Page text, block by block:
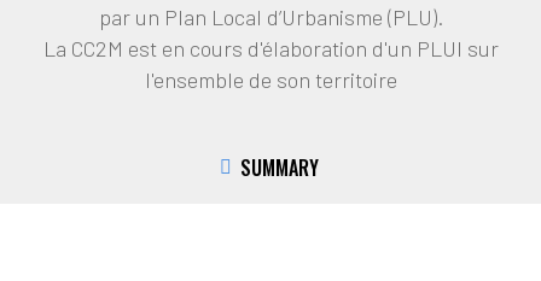
par un Plan Local d’Urbanisme (PLU).
La CC2M est en cours d'élaboration d'un PLUI sur
l'ensemble de son territoire
SUMMARY